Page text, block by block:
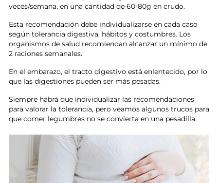
veces/semana, en una cantidad de 60-80g en crudo.
Esta recomendación debe individualizarse en cada caso
según tolerancia digestiva, hábitos y costumbres. Los
organismos de salud recomiendan alcanzar un mínimo de
2 raciones semanales.
En el embarazo, el tracto digestivo está enlentecido, por lo
que las digestiones pueden ser más pesadas.
Siempre habrá que individualizar las recomendaciones
para valorar la tolerancia, pero veamos algunos trucos para
que comer legumbres no se convierta en una pesadilla.